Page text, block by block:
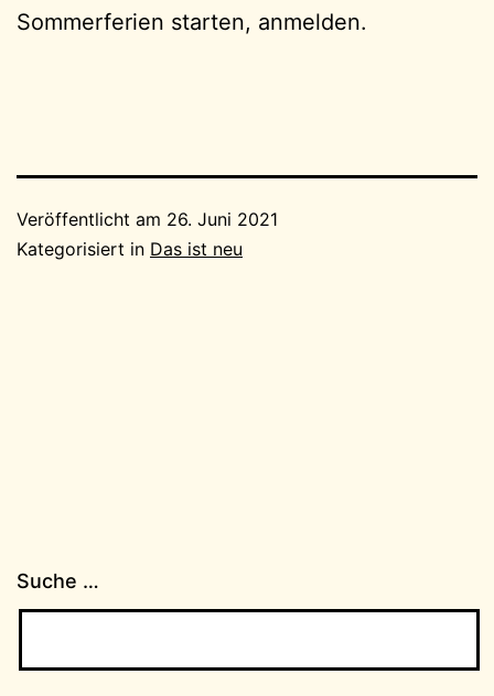
Sommerferien starten, anmelden.
Veröffentlicht am 26. Juni 2021
Kategorisiert in Das ist neu
Suche …